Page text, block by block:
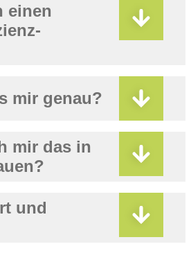
einen
mir genau?
mir das in
und